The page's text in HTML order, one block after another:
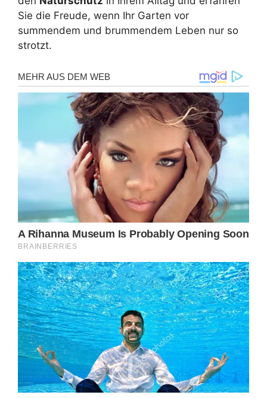
Sie die Freude, wenn Ihr Garten vor
summendem und brummendem Leben nur so
strotzt.